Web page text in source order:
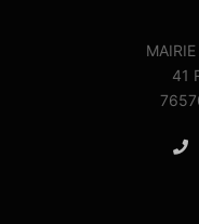
41